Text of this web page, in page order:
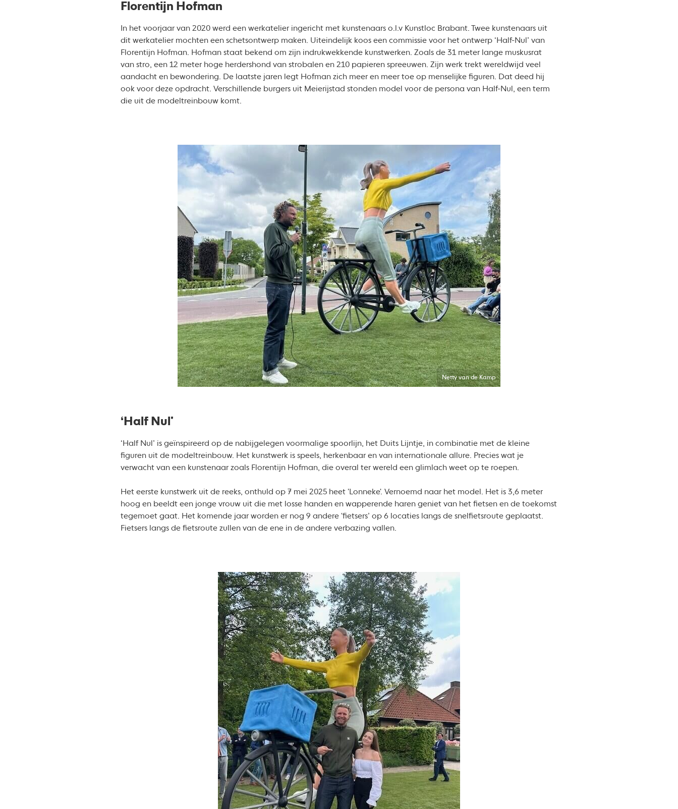
Florentijn Hofman
In het voorjaar van 2020 werd een werkatelier ingericht met kunstenaars o.l.v Kunstloc Brabant. Twee kunstenaars uit
dit werkatelier mochten een schetsontwerp maken. Uiteindelijk koos een commissie voor het ontwerp ‘Half-Nul’ van
Florentijn Hofman. Hofman staat bekend om zijn indrukwekkende kunstwerken. Zoals de 31 meter lange muskusrat
van stro, een 12 meter hoge herdershond van strobalen en 210 papieren spreeuwen. Zijn werk trekt wereldwijd veel
aandacht en bewondering. De laatste jaren legt Hofman zich meer en meer toe op menselijke figuren. Dat deed hij
ook voor deze opdracht. Verschillende burgers uit Meierijstad stonden model voor de persona van Half-Nul, een term
die uit de modeltreinbouw komt.
Netty van de Kamp
‘Half Nul’
‘Half Nul’ is geïnspireerd op de nabijgelegen voormalige spoorlijn, het Duits Lijntje, in combinatie met de kleine
figuren uit de modeltreinbouw. Het kunstwerk is speels, herkenbaar en van internationale allure. Precies wat je
verwacht van een kunstenaar zoals Florentijn Hofman, die overal ter wereld een glimlach weet op te roepen.
Het eerste kunstwerk uit de reeks, onthuld op 7 mei 2025 heet 'Lonneke'. Vernoemd naar het model. Het is 3,6 meter
hoog en beeldt een jonge vrouw uit die met losse handen en wapperende haren geniet van het fietsen en de toekomst
tegemoet gaat. Het komende jaar worden er nog 9 andere 'fietsers’ op 6 locaties langs de snelfietsroute geplaatst.
Fietsers langs de fietsroute zullen van de ene in de andere verbazing vallen.